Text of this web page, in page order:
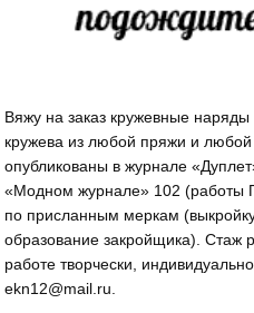
Вяжу на заказ кружевные
кружева из любой пряжи и
опубликованы в журнале
«Модном журнале» 102 (работы
по присланным меркам
образование закройщика). Стаж
работе творчески,
ekn12@mail.ru.